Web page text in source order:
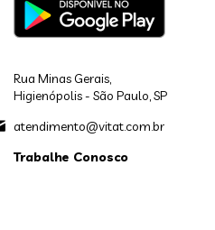
Rua Minas Gerais,
Higienópolis - São Paulo, SP
atendimento@vitat.com.br
Trabalhe Conosco